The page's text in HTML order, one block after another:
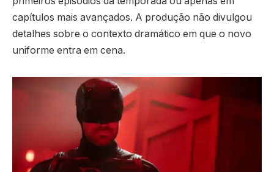
capítulos mais avançados. A produção não divulgou
detalhes sobre o contexto dramático em que o novo
uniforme entra em cena.